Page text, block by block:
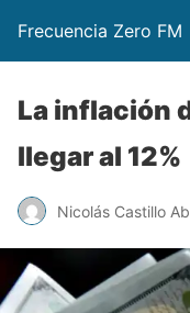
Frecuencia Zero FM
La inflación
llegar al 12%
Nicolás Castillo